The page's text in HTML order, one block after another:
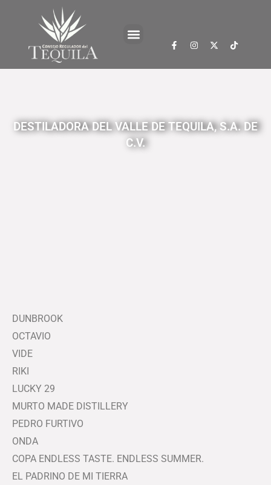
DESTILADORA DEL VALLE DE TEQUILA, S.A. DE
C.V.
DUNBROOK
OCTAVIO
VIDE
RIKI
LUCKY 29
MURTO MADE DISTILLERY
PEDRO FURTIVO
ONDA
COPA ENDLESS TASTE. ENDLESS SUMMER.
EL PADRINO DE MI TIERRA